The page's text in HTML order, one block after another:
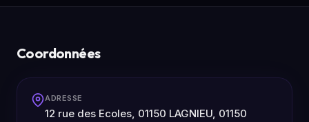
Coordonnées
ADRESSE
12 rue des Ecoles, 01150 LAGNIEU, 01150